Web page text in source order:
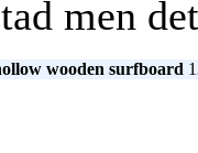
men
wooden surfboard